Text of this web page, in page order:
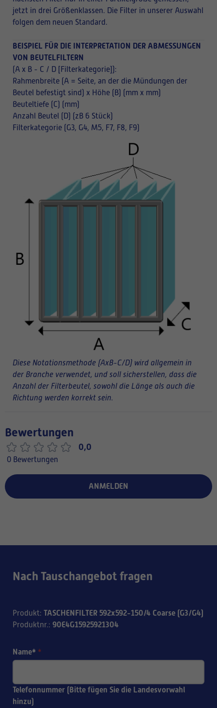
jetzt in drei Größenklassen. Die Filter in unserer Auswahl
folgen dem neuen Standard.
BEISPIEL FÜR DIE INTERPRETATION DER ABMESSUNGEN
VON BEUTELFILTERN
(A x B - C / D [Filterkategorie]):
Rahmenbreite (A = Seite, an der die Mündungen der
Beutel befestigt sind) x Höhe (B) (mm x mm)
Beuteltiefe (C) (mm)
Anzahl Beutel (D) (zB 6 Stück)
Filterkategorie (G3, G4, M5, F7, F8, F9)
Diese Notationsmethode (AxB-C/D) wird allgemein in
der Branche verwendet, und soll sicherstellen, dass die
Anzahl der Filterbeutel, sowohl die Länge als auch die
Richtung werden korrekt sein.
Bewertungen
0,0
0 Bewertungen
ANMELDEN
Nach Tauschangebot fragen
Produkt: TASCHENFILTER 592x592-150/4 Coarse (G3/G4)
Produktnr.: 90E4G15925921304
Name* *
Telefonnummer (Bitte fügen Sie die Landesvorwahl
hinzu)